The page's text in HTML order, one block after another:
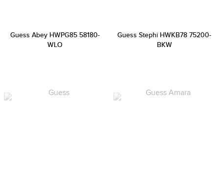
Guess Abey HWPG85 58180-
WLO
Guess Stephi HWKB78 75200-
BKW